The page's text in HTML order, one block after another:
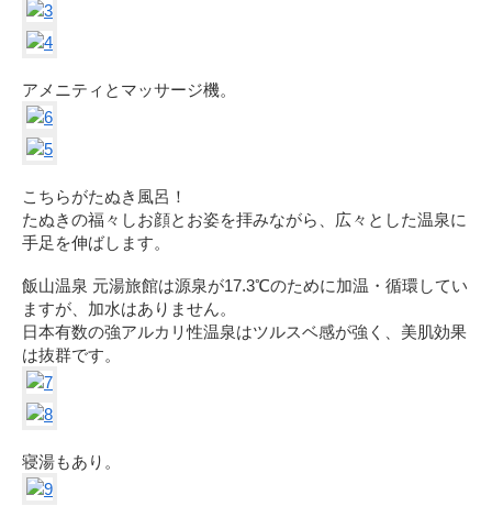
アメニティとマッサージ機。
こちらがたぬき風呂！
たぬきの福々しお顔とお姿を拝みながら、広々とした温泉に
手足を伸ばします。
飯山温泉 元湯旅館は源泉が17.3℃のために加温・循環してい
ますが、加水はありません。
日本有数の強アルカリ性温泉はツルスベ感が強く、美肌効果
は抜群です。
寝湯もあり。